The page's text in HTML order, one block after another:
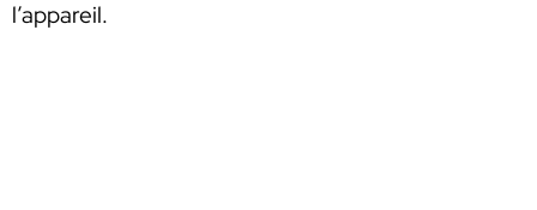
l’appareil.